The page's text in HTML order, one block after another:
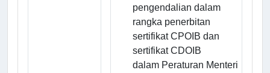
pengendalian dalam
rangka penerbitan
sertifikat CPOIB dan
sertifikat CDOIB
dalam Peraturan Menteri